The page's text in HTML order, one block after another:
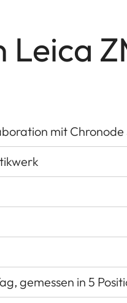
mit Chronode
gemessen in 5